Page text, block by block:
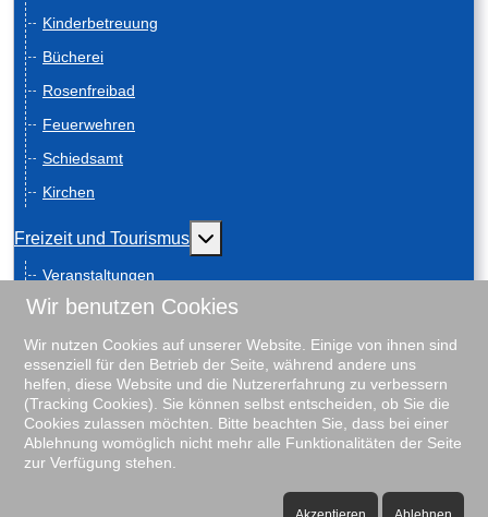
Kinderbetreuung
Bücherei
Rosenfreibad
Feuerwehren
Schiedsamt
Kirchen
Freizeit und Tourismus Weitere Informationen: Freizeit und
Veranstaltungen
Anreise
Geschichte
Schiebenscheeten
Gästeführungen
Unterkunftsverzeichnis
Wir benutzen Cookies
Wir nutzen Cookies auf unserer Website. Einige von ihnen sind
essenziell für den Betrieb der Seite, während andere uns
helfen, diese Website und die Nutzererfahrung zu verbessern
(Tracking Cookies). Sie können selbst entscheiden, ob Sie die
Cookies zulassen möchten. Bitte beachten Sie, dass bei einer
Ablehnung womöglich nicht mehr alle Funktionalitäten der Seite
zur Verfügung stehen.